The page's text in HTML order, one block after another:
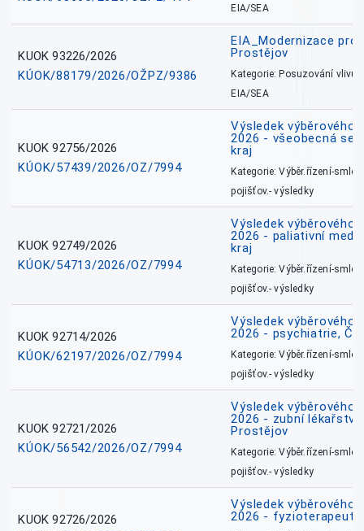
EIA/SEA
KUOK 93226/2026
KÚOK/88179/2026/OŽPZ/9386
EIA_Modernizace
Prostějov
Kategorie: Posuzování vlivů
EIA/SEA
KUOK 92756/2026
KÚOK/57439/2026/OZ/7994
Výsledek výběrového
2026 - všeobecná
kraj
Kategorie: Výběr.řízení-
pojišťov.- výsledky
KUOK 92749/2026
KÚOK/54713/2026/OZ/7994
Výsledek výběrového
2026 - paliativní
kraj
Kategorie: Výběr.řízení-
pojišťov.- výsledky
KUOK 92714/2026
KÚOK/62197/2026/OZ/7994
Výsledek výběrového
2026 - psychiatrie,
Kategorie: Výběr.řízení-
pojišťov.- výsledky
KUOK 92721/2026
KÚOK/56542/2026/OZ/7994
Výsledek výběrového
2026 - zubní
Prostějov
Kategorie: Výběr.řízení-
pojišťov.- výsledky
KUOK 92726/2026
Výsledek výběrového
2026 - fyzioterapeut,